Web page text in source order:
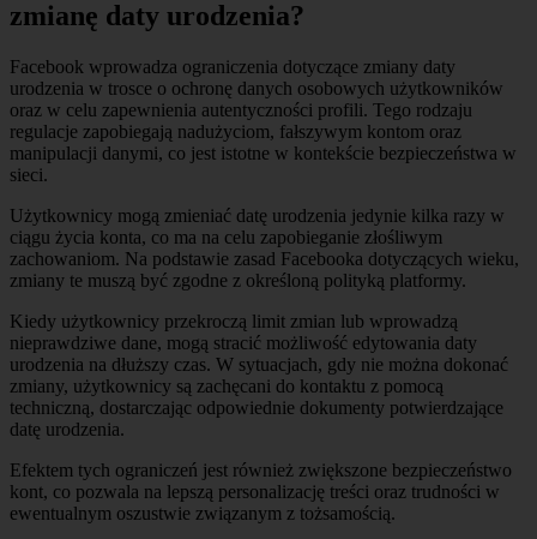
zmianę daty urodzenia?
Facebook wprowadza ograniczenia dotyczące zmiany daty
urodzenia w trosce o ochronę danych osobowych użytkowników
oraz w celu zapewnienia autentyczności profili. Tego rodzaju
regulacje zapobiegają nadużyciom, fałszywym kontom oraz
manipulacji danymi, co jest istotne w kontekście bezpieczeństwa w
sieci.
Użytkownicy mogą zmieniać datę urodzenia jedynie kilka razy w
ciągu życia konta, co ma na celu zapobieganie złośliwym
zachowaniom. Na podstawie zasad Facebooka dotyczących wieku,
zmiany te muszą być zgodne z określoną polityką platformy.
Kiedy użytkownicy przekroczą limit zmian lub wprowadzą
nieprawdziwe dane, mogą stracić możliwość edytowania daty
urodzenia na dłuższy czas. W sytuacjach, gdy nie można dokonać
zmiany, użytkownicy są zachęcani do kontaktu z pomocą
techniczną, dostarczając odpowiednie dokumenty potwierdzające
datę urodzenia.
Efektem tych ograniczeń jest również zwiększone bezpieczeństwo
kont, co pozwala na lepszą personalizację treści oraz trudności w
ewentualnym oszustwie związanym z tożsamością.